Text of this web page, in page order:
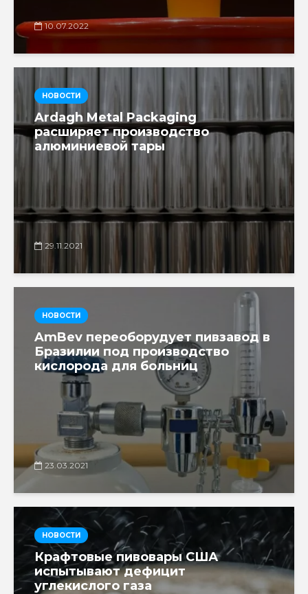
10.07.2022
НОВОСТИ
Ardagh Metal Packaging
расширяет производство
алюминиевой тары
29.11.2021
НОВОСТИ
AmBev переоборудует пивзавод в
Бразилии под производство
кислорода для больниц
23.03.2021
НОВОСТИ
Крафтовые пивовары США
испытывают дефицит
углекислого газа